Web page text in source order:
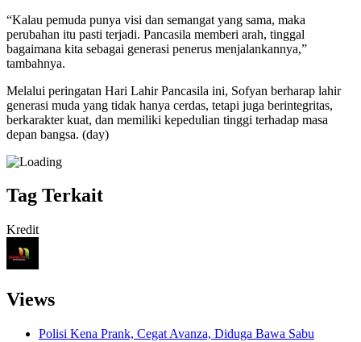
“Kalau pemuda punya visi dan semangat yang sama, maka
perubahan itu pasti terjadi. Pancasila memberi arah, tinggal
bagaimana kita sebagai generasi penerus menjalankannya,”
tambahnya.
Melalui peringatan Hari Lahir Pancasila ini, Sofyan berharap lahir
generasi muda yang tidak hanya cerdas, tetapi juga berintegritas,
berkarakter kuat, dan memiliki kepedulian tinggi terhadap masa
depan bangsa. (day)
Tag Terkait
Kredit
Views
Polisi Kena Prank, Cegat Avanza, Diduga Bawa Sabu